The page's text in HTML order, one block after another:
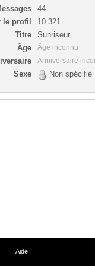
44
profil
10 321
Titre
Sunriseur
Âge
Âge inconnu
Anniversaire
Sexe Non spécifié
Aide